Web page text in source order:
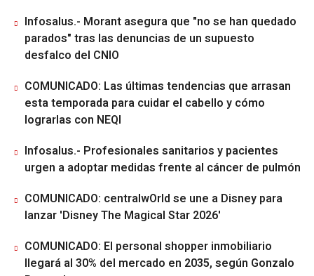
Infosalus.- Morant asegura que "no se han quedado
parados" tras las denuncias de un supuesto
desfalco del CNIO
COMUNICADO: Las últimas tendencias que arrasan
esta temporada para cuidar el cabello y cómo
lograrlas con NEQI
Infosalus.- Profesionales sanitarios y pacientes
urgen a adoptar medidas frente al cáncer de pulmón
COMUNICADO: centralwOrld se une a Disney para
lanzar 'Disney The Magical Star 2026'
COMUNICADO: El personal shopper inmobiliario
llegará al 30% del mercado en 2035, según Gonzalo